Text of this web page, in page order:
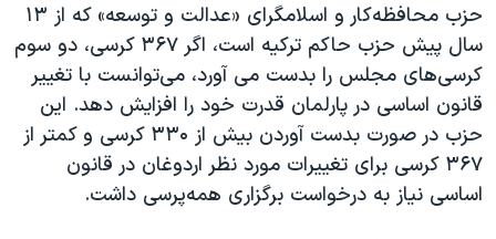
حزب محافظه‌کار و اسلامگرای «عدالت و توسعه» که از ۱۳
سال پیش حزب حاکم ترکیه است، اگر ۳۶۷ کرسی، دو سوم
کرسی‌های مجلس را بدست می آورد، می‌توانست با تغییر
قانون اساسی در پارلمان قدرت خود را افزایش دهد. این
حزب در صورت بدست آوردن بیش از ۳۳۰ کرسی و کمتر از
۳۶۷ کرسی برای تغییرات مورد نظر اردوغان در قانون
اساسی نیاز به درخواست برگزاری همه‌پرسی داشت.